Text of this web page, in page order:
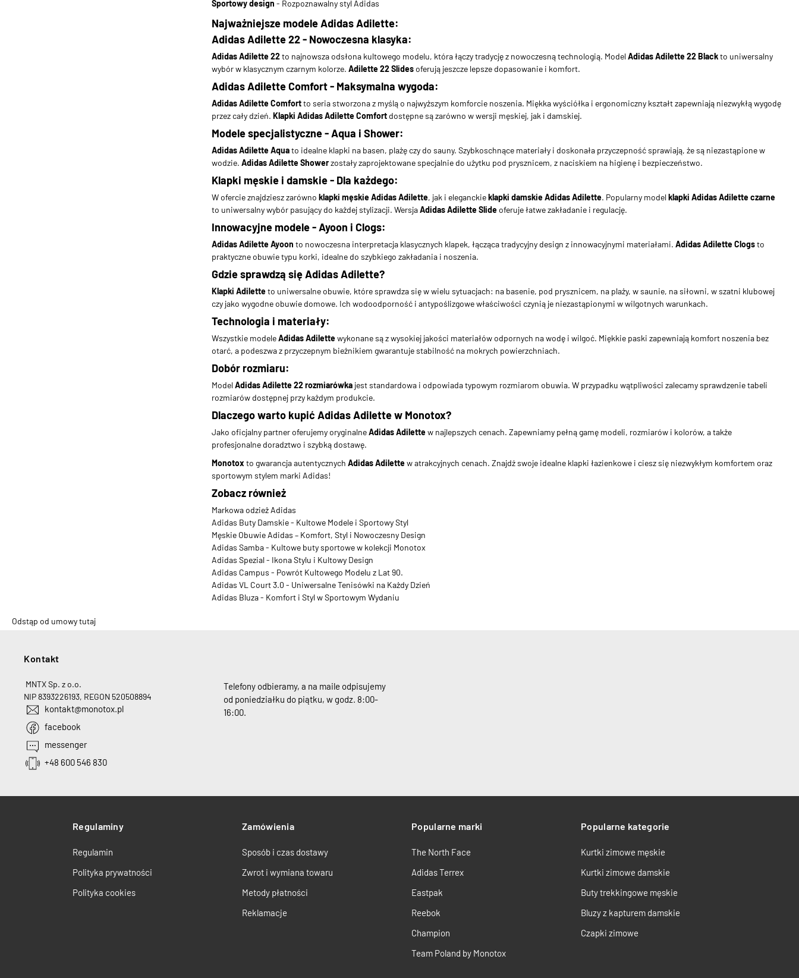
Sportowy design - Rozpoznawalny styl Adidas
Najważniejsze modele Adidas Adilette:
Adidas Adilette 22 - Nowoczesna klasyka:
Adidas Adilette 22to najnowsza odsłona kultowego modelu, która łączy tradycję z nowoczesną technologią. ModelAdidas Adilette 22 Blackto uniwersalny
wybór w klasycznym czarnym kolorze. Adilette 22 Slidesoferują jeszcze lepsze dopasowanie i komfort.
Adidas Adilette Comfort - Maksymalna wygoda:
Adidas Adilette Comfortto seria stworzona z myślą o najwyższym komforcie noszenia. Miękka wyściółka i ergonomiczny kształt zapewniają niezwykłą wygodę
przez cały dzień. Klapki Adidas Adilette Comfort dostępne są zarówno w wersji męskiej, jak i damskiej.
Modele specjalistyczne - Aqua i Shower:
Adidas Adilette Aquato idealne klapki na basen, plażę czy do sauny. Szybkoschnące materiały i doskonała przyczepność sprawiają, że są niezastąpione w
wodzie. Adidas Adilette Showerzostały zaprojektowane specjalnie do użytku pod prysznicem, z naciskiem na higienę i bezpieczeństwo.
Klapki męskie i damskie - Dla każdego:
W ofercie znajdziesz zarówno klapki męskie Adidas Adilette, jak i eleganckieklapki damskie Adidas Adilette. Popularny modelklapki Adidas Adilette czarne
to uniwersalny wybór pasujący do każdej stylizacji. WersjaAdidas Adilette Slideoferuje łatwe zakładanie i regulację.
Innowacyjne modele - Ayoon i Clogs:
Adidas Adilette Ayoon to nowoczesna interpretacja klasycznych klapek, łącząca tradycyjny design z innowacyjnymi materiałami. Adidas Adilette Clogsto
praktyczne obuwie typu korki, idealne do szybkiego zakładania i noszenia.
Gdzie sprawdzą się Adidas Adilette?
Klapki Adiletteto uniwersalne obuwie, które sprawdza się w wielu sytuacjach: na basenie, pod prysznicem, na plaży, w saunie, na siłowni, w szatni klubowej
czy jako wygodne obuwie domowe. Ich wodoodporność i antypoślizgowe właściwości czynią je niezastąpionymi w wilgotnych warunkach.
Technologia i materiały:
Wszystkie modeleAdidas Adilettewykonane są z wysokiej jakości materiałów odpornych na wodę i wilgoć. Miękkie paski zapewniają komfort noszenia bez
otarć, a podeszwa z przyczepnym bieżnikiem gwarantuje stabilność na mokrych powierzchniach.
Dobór rozmiaru:
ModelAdidas Adilette 22 rozmiarówka jest standardowa i odpowiada typowym rozmiarom obuwia. W przypadku wątpliwości zalecamy sprawdzenie tabeli
rozmiarów dostępnej przy każdym produkcie.
Dlaczego warto kupić Adidas Adilette w Monotox?
Jako oficjalny partner oferujemy oryginalneAdidas Adilettew najlepszych cenach. Zapewniamy pełną gamę modeli, rozmiarów i kolorów, a także
profesjonalne doradztwo i szybką dostawę.
Monotox to gwarancja autentycznych Adidas Adilettew atrakcyjnych cenach. Znajdź swoje idealne klapki łazienkowe i ciesz się niezwykłym komfortem oraz
sportowym stylem marki Adidas!
Zobacz również
Markowa odzież Adidas
Adidas Buty Damskie - Kultowe Modele i Sportowy Styl
Męskie Obuwie Adidas – Komfort, Styl i Nowoczesny Design
Adidas Samba - Kultowe buty sportowe w kolekcji Monotox
Adidas Spezial - Ikona Stylu i Kultowy Design
Adidas Campus - Powrót Kultowego Modelu z Lat 90.
Adidas VL Court 3.0 - Uniwersalne Tenisówki na Każdy Dzień
Adidas Bluza - Komfort i Styl w Sportowym Wydaniu
Odstąp od umowy tutaj
Kontakt
MNTX Sp. z o.o.
NIP 8393226193, REGON 520508894
kontakt@monotox.pl
facebook
messenger
+48 600 546 830
Telefony odbieramy, a na maile odpisujemy
od poniedziałku do piątku, w godz. 8:00-
16:00.
Regulaminy
Regulamin
Polityka prywatności
Polityka cookies
Zamówienia
Sposób i czas dostawy
Zwrot i wymiana towaru
Metody płatności
Reklamacje
Popularne marki
The North Face
Adidas Terrex
Eastpak
Reebok
Champion
Team Poland by Monotox
Popularne kategorie
Kurtki zimowe męskie
Kurtki zimowe damskie
Buty trekkingowe męskie
Bluzy z kapturem damskie
Czapki zimowe